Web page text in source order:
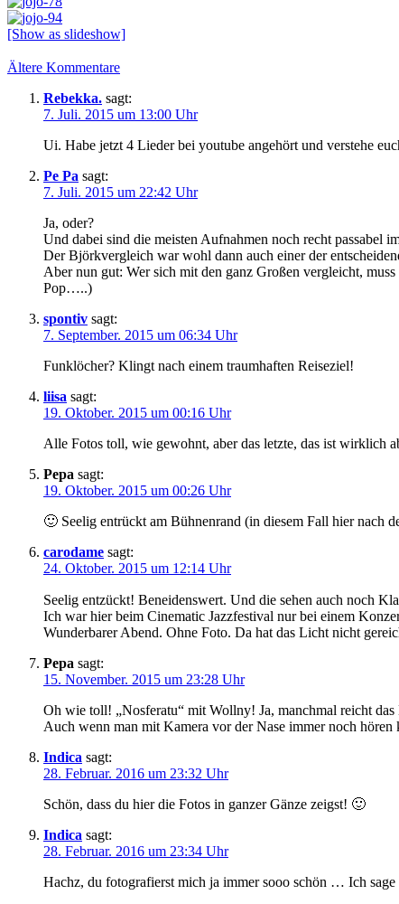
[Show as slideshow]
Kommentarnavigation
Ältere Kommentare
Rebekka. sagt:
7. Juli. 2015 um 13:00 Uhr
Ui. Habe jetzt 4 Lieder bei youtube angehört und verstehe
Pe Pa sagt:
7. Juli. 2015 um 22:42 Uhr
Ja, oder?
Und dabei sind die meisten Aufnahmen noch recht passabel
Der Björkvergleich war wohl dann auch einer der
Aber nun gut: Wer sich mit den ganz Großen vergleicht,
Pop…..)
spontiv sagt:
7. September. 2015 um 06:34 Uhr
Funklöcher? Klingt nach einem traumhaften Reiseziel!
liisa sagt:
19. Oktober. 2015 um 00:16 Uhr
Alle Fotos toll, wie gewohnt, aber das letzte, das ist wirklich
Pepa sagt:
19. Oktober. 2015 um 00:26 Uhr
🙂 Seelig entrückt am Bühnenrand (in diesem Fall hier nach
carodame sagt:
24. Oktober. 2015 um 12:14 Uhr
Seelig entzückt! Beneidenswert. Und die sehen auch noch
Ich war hier beim Cinematic Jazzfestival nur bei einem
Wunderbarer Abend. Ohne Foto. Da hat das Licht nicht
Pepa sagt:
15. November. 2015 um 23:28 Uhr
Oh wie toll! „Nosferatu“ mit Wollny! Ja, manchmal reicht
Auch wenn man mit Kamera vor der Nase immer noch
Indica sagt:
28. Februar. 2016 um 23:32 Uhr
Schön, dass du hier die Fotos in ganzer Gänze zeigst! 🙂
Indica sagt:
28. Februar. 2016 um 23:34 Uhr
Hachz, du fotografierst mich ja immer sooo schön … Ich